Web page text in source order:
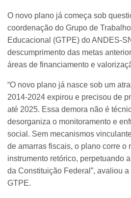
O novo plano já começa sob
coordenação do Grupo de
Educacional (GTPE) do ANDES-
descumprimento das metas
áreas de financiamento e
“O novo plano já nasce sob um
2014-2024 expirou e precisou de
até 2025. Essa demora não é
desorganiza o monitoramento e
social. Sem mecanismos
de amarras fiscais, o plano corre o
instrumento retórico, perpetuando
da Constituição Federal”, avaliou
GTPE.